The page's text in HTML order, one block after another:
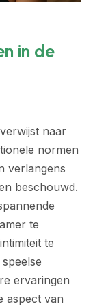
in de
naar
normen
verlangens
beschouwd.
te
te
ervaringen
aspect van